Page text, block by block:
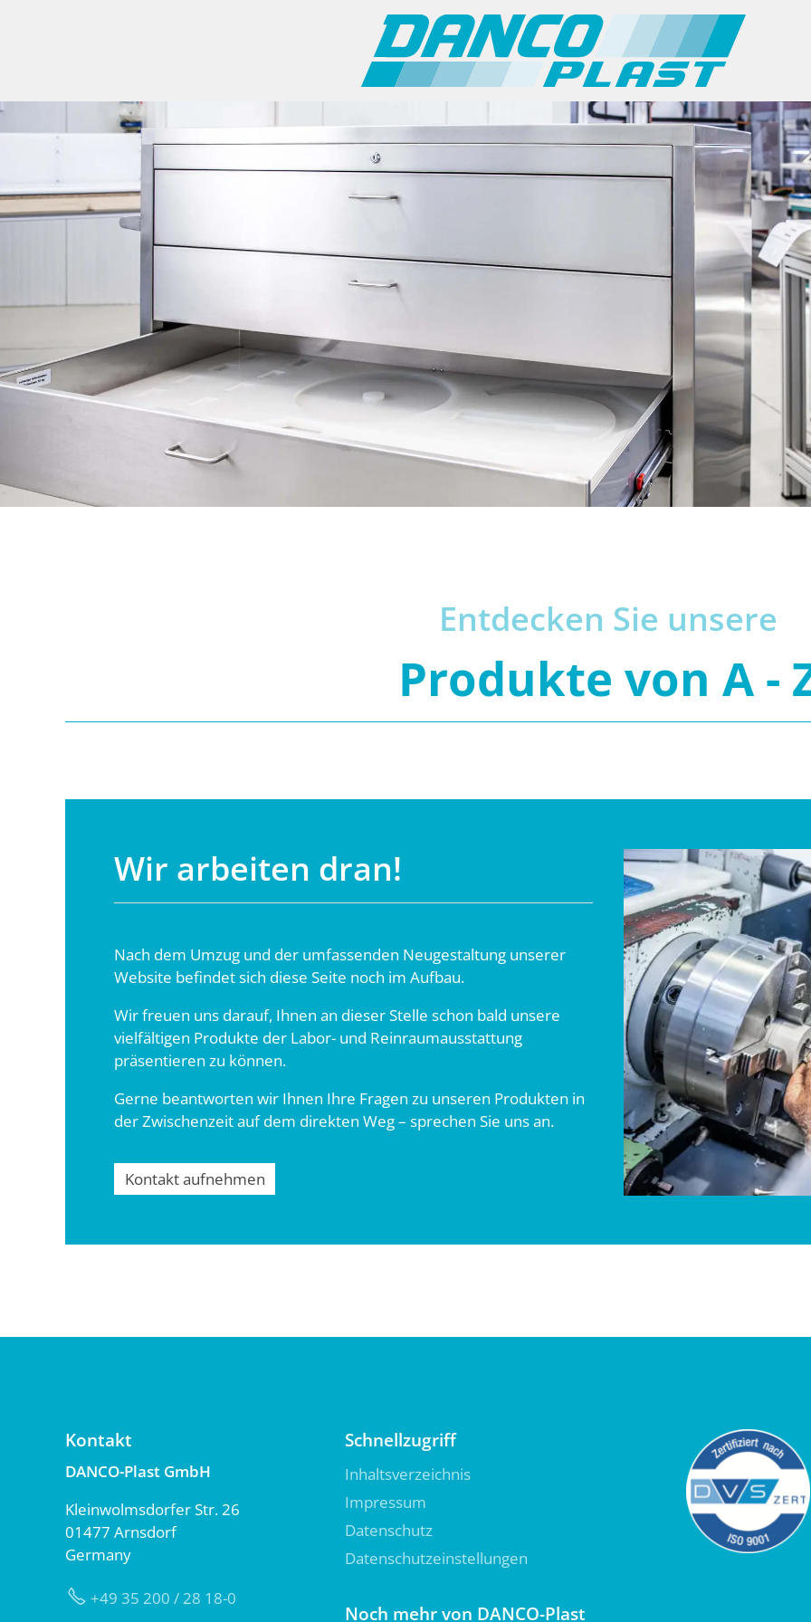
Entdecken Sie unsere
Produkte von A -
Wir arbeiten dran!
Nach dem Umzug und der umfassenden Neugestaltung unserer
Website befindet sich diese Seite noch im Aufbau.
Wir freuen uns darauf, Ihnen an dieser Stelle schon bald unsere
vielfältigen Produkte der Labor- und Reinraumausstattung
präsentieren zu können.
Gerne beantworten wir Ihnen Ihre Fragen zu unseren Produkten in
der Zwischenzeit auf dem direkten Weg – sprechen Sie uns an.
Kontakt aufnehmen
Kontakt
DANCO-Plast GmbH
Kleinwolmsdorfer Str. 26
01477 Arnsdorf
Germany
+49 35 200 / 28 18-0
Schnellzugriff
Inhaltsverzeichnis
Impressum
Datenschutz
Datenschutzeinstellungen
Noch mehr von DANCO-Plast